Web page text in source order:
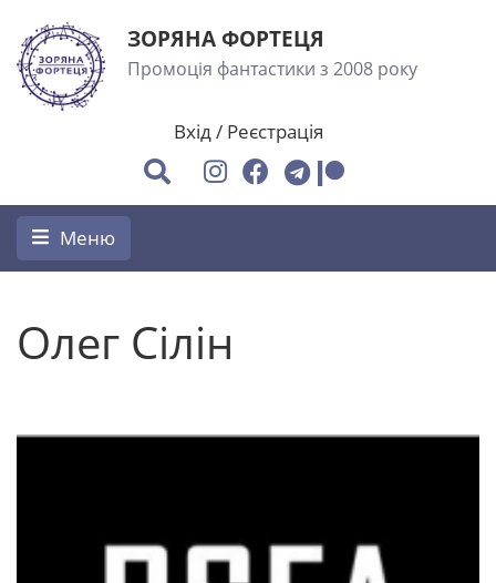
ЗОРЯНА ФОРТЕЦЯ
Промоція фантастики з 2008 року
Вхід/ Реєстрація
Меню
Олег Сілін